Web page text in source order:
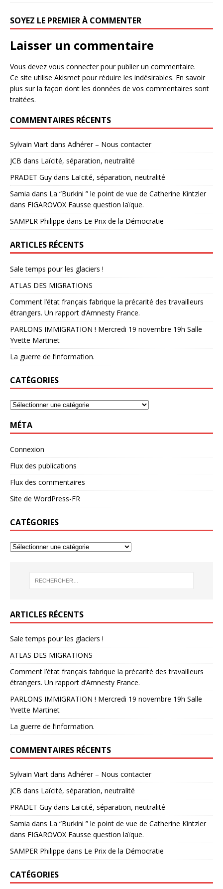
SOYEZ LE PREMIER À COMMENTER
Laisser un commentaire
Vous devez vous connecterpour publier un commentaire.
Ce site utilise Akismet pour réduire les indésirables. En savoir
plus sur la façon dont les données de vos commentaires sont
traitées.
COMMENTAIRES RÉCENTS
Sylvain Viart dans Adhérer – Nous contacter
JCB dans Laïcité, séparation, neutralité
PRADET Guy dans Laïcité, séparation, neutralité
Samia dans La “Burkini ” le point de vue de Catherine Kintzler
dans FIGAROVOX Fausse question laïque.
SAMPER Philippe dans Le Prix de la Démocratie
ARTICLES RÉCENTS
Sale temps pour les glaciers !
ATLAS DES MIGRATIONS
Comment l’état français fabrique la précarité des travailleurs
étrangers. Un rapport d’Amnesty France.
PARLONS IMMIGRATION ! Mercredi 19 novembre 19h Salle
Yvette Martinet
La guerre de l’information.
CATÉGORIES
MÉTA
Connexion
Flux des publications
Flux des commentaires
Site de WordPress-FR
CATÉGORIES
ARTICLES RÉCENTS
Sale temps pour les glaciers !
ATLAS DES MIGRATIONS
Comment l’état français fabrique la précarité des travailleurs
étrangers. Un rapport d’Amnesty France.
PARLONS IMMIGRATION ! Mercredi 19 novembre 19h Salle
Yvette Martinet
La guerre de l’information.
COMMENTAIRES RÉCENTS
Sylvain Viart dans Adhérer – Nous contacter
JCB dans Laïcité, séparation, neutralité
PRADET Guy dans Laïcité, séparation, neutralité
Samia dans La “Burkini ” le point de vue de Catherine Kintzler
dans FIGAROVOX Fausse question laïque.
SAMPER Philippe dans Le Prix de la Démocratie
CATÉGORIES